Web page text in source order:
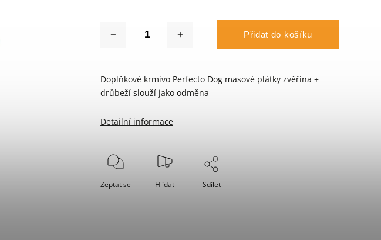
Přidat do košíku
Doplňkové krmivo Perfecto Dog masové plátky zvěřina +
drůbeží slouží jako odměna
Detailní informace
Zeptat se Hlídat Sdílet